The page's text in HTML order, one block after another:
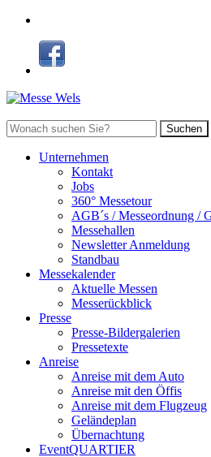
Suchen
Unternehmen
Kontakt
Jobs
360° Messetour
AGB´s / Messeordnung /
Messehallen
Newsletter Anmeldung
Standbau
Messekalender
Aktuelle Messen
Messerückblick
Presse
Presse-Bildergalerien
Pressetexte
Anreise
Anreise mit dem Auto
Anreise mit den Öffis
Anreise mit dem Flugzeug
Geländeplan
Übernachtung
EventQUARTIER